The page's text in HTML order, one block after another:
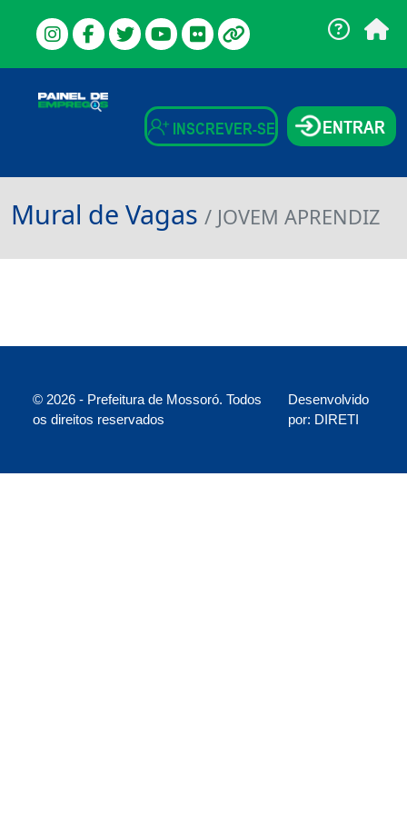
INSCREVER-SE ENTRAR
Mural de Vagas / JOVEM APRENDIZ
© 2026 - Prefeitura de Mossoró. Todos
os direitos reservados
Desenvolvido
por: DIRETI